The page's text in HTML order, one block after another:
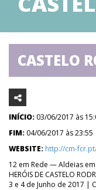
CASTELO
INÍCIO: 03/06/2017 às
FIM: 04/06/2017 às 23:55
WEBSITE: http://cm-
12 em Rede — Aldeias em
HERÓIS DE CASTELO
3 e 4 de Junho de 2017 |